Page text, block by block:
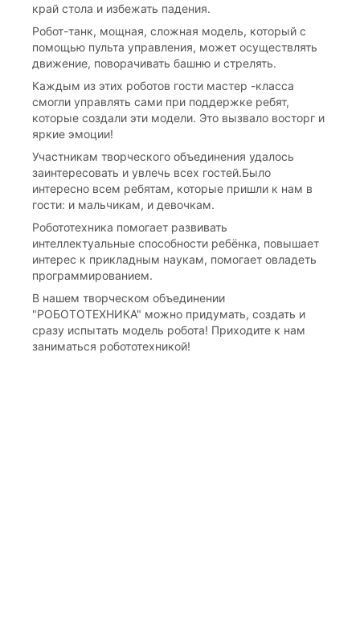
край стола и избежать падения.
Робот-танк, мощная, сложная модель, который с
помощью пульта управления, может осуществлять
движение, поворачивать башню и стрелять.
Каждым из этих роботов гости мастер -класса
смогли управлять сами при поддержке ребят,
которые создали эти модели. Это вызвало восторг и
яркие эмоции!
Участникам творческого объединения удалось
заинтересовать и увлечь всех гостей.Было
интересно всем ребятам, которые пришли к нам в
гости: и мальчикам, и девочкам.
Робототехника помогает развивать
интеллектуальные способности ребёнка, повышает
интерес к прикладным наукам, помогает овладеть
программированием.
В нашем творческом объединении
"РОБОТОТЕХНИКА" можно придумать, создать и
сразу испытать модель робота! Приходите к нам
заниматься робототехникой!